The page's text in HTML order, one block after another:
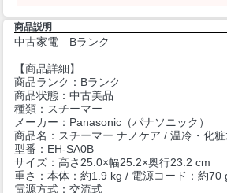
商品説明
中古家電 Bランク
【商品詳細】
商品ランク：Bランク
商品状態：中古美品
種類：スチーマー
メーカー：Panasonic（パナソニック）
商品名：スチーマー ナノケア / 温冷・化
型番：EH-SA0B
サイズ：高さ25.0×幅25.2×奥行23.2 cm
重さ：本体：約1.9 kg / 電源コード：約70
電源方式：交流式